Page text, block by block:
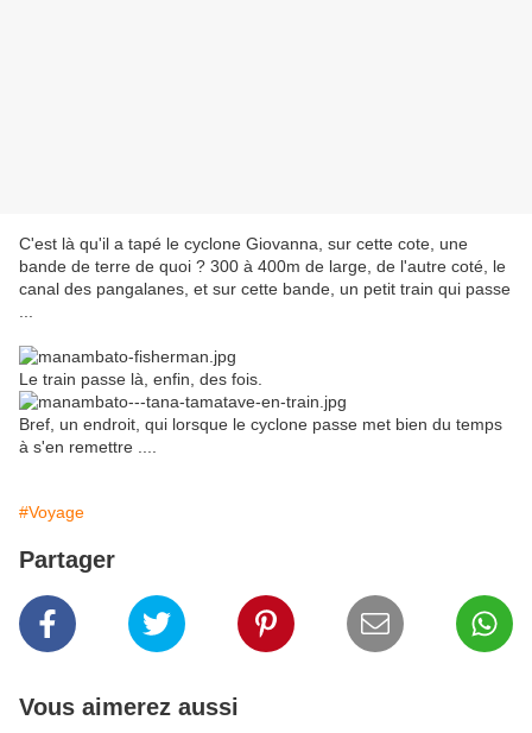
C'est là qu'il a tapé le cyclone Giovanna, sur cette cote, une
bande de terre de quoi ? 300 à 400m de large, de l'autre coté, le
canal des pangalanes, et sur cette bande, un petit train qui passe
Le train passe là, enfin, des fois.
Bref, un endroit, qui lorsque le cyclone passe met bien du temps
à s'en remettre ....
#Voyage
Partager
Vous aimerez aussi